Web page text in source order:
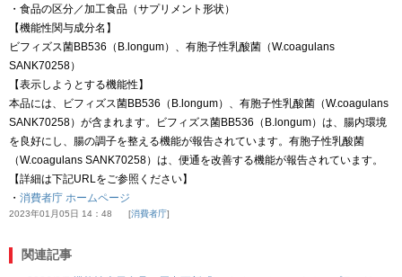
・食品の区分／加工食品（サプリメント形状）
【機能性関与成分名】
ビフィズス菌BB536（B.longum）、有胞子性乳酸菌（W.coagulans
SANK70258）
【表示しようとする機能性】
本品には、ビフィズス菌BB536（B.longum）、有胞子性乳酸菌（W.coagulans
SANK70258）が含まれます。ビフィズス菌BB536（B.longum）は、腸内環境
を良好にし、腸の調子を整える機能が報告されています。有胞子性乳酸菌
（W.coagulans SANK70258）は、便通を改善する機能が報告されています。
【詳細は下記URLをご参照ください】
・ 消費者庁 ホームページ
2023年01月05日 14：48 消費者庁
関連記事